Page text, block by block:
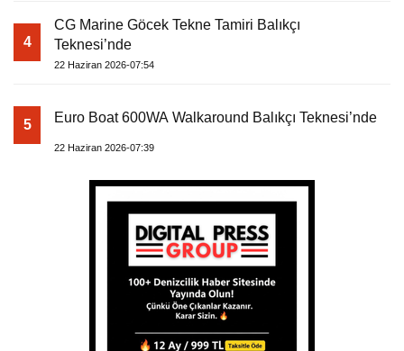
4
CG Marine Göcek Tekne Tamiri Balıkçı
Teknesi’nde
22 Haziran 2026-07:54
5 Euro Boat 600WA Walkaround Balıkçı Teknesi’nde
22 Haziran 2026-07:39